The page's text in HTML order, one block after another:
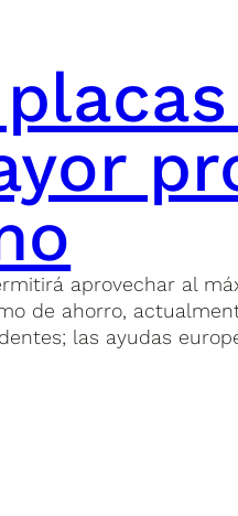
aprovechar al
de ahorro,
las ayudas